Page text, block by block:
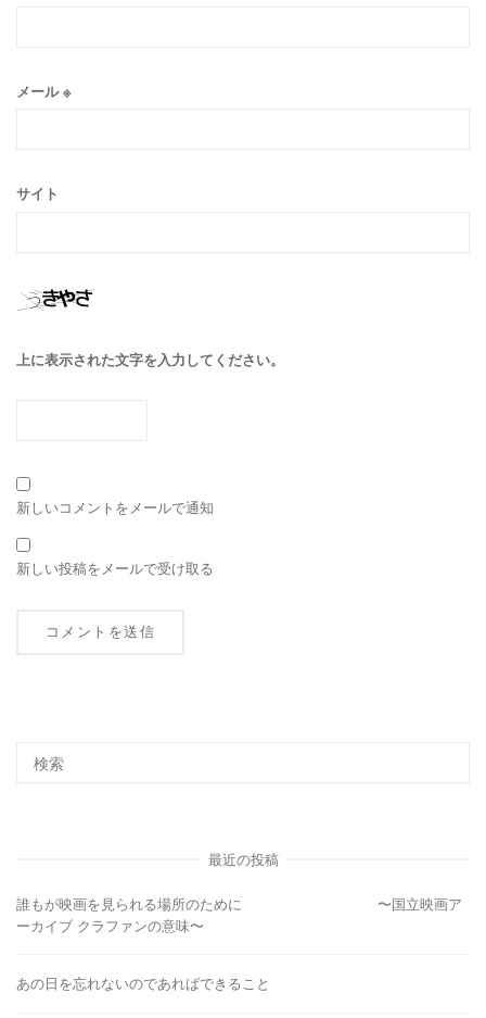
メール※
サイト
上に表示された文字を入力してください。
新しいコメントをメールで通知
新しい投稿をメールで受け取る
最近の投稿
誰もが映画を見られる場所のために 〜国立映画ア
ーカイブ クラファンの意味〜
あの日を忘れないのであればできること